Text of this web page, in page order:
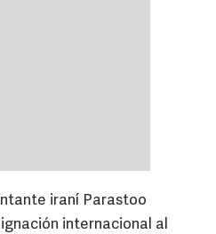
iraní Parastoo
internacional al